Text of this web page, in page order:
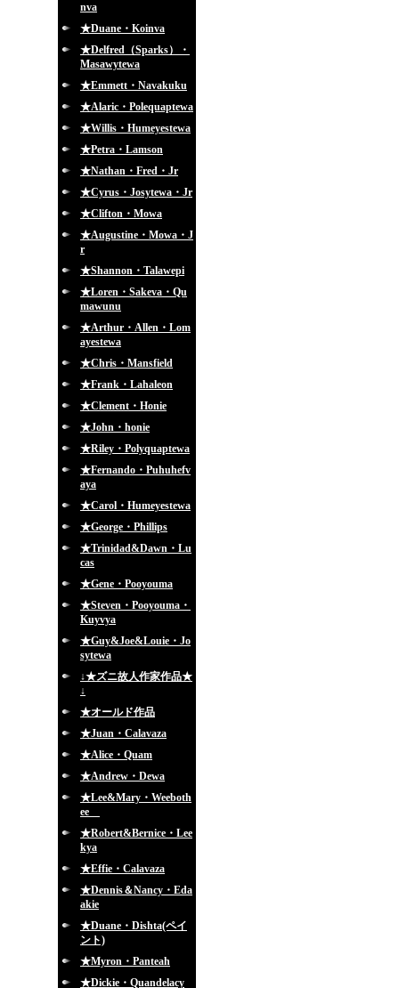
nva
★Duane・Koinva
★Delfred（Sparks）・
Masawytewa
★Emmett・Navakuku
★Alaric・Polequaptewa
★Willis・Humeyestewa
★Petra・Lamson
★Nathan・Fred・Jr
★Cyrus・Josytewa・Jr
★Clifton・Mowa
★Augustine・Mowa・J
r
★Shannon・Talawepi
★Loren・Sakeva・Qu
mawunu
★Arthur・Allen・Lom
ayestewa
★Chris・Mansfield
★Frank・Lahaleon
★Clement・Honie
★John・honie
★Riley・Polyquaptewa
★Fernando・Puhuhefv
aya
★Carol・Humeyestewa
★George・Phillips
★Trinidad&Dawn・Lu
cas
★Gene・Pooyouma
★Steven・Pooyouma・
Kuyvya
★Guy&Joe&Louie・Jo
sytewa
↓★ズニ故人作家作品★
↓
★オールド作品
★Juan・Calavaza
★Alice・Quam
★Andrew・Dewa
★Lee&Mary・Weeboth
ee
★Robert&Bernice・Lee
kya
★Effie・Calavaza
★Dennis＆Nancy・Eda
akie
★Duane・Dishta(ペイ
ント)
★Myron・Panteah
★Dickie・Quandelacy